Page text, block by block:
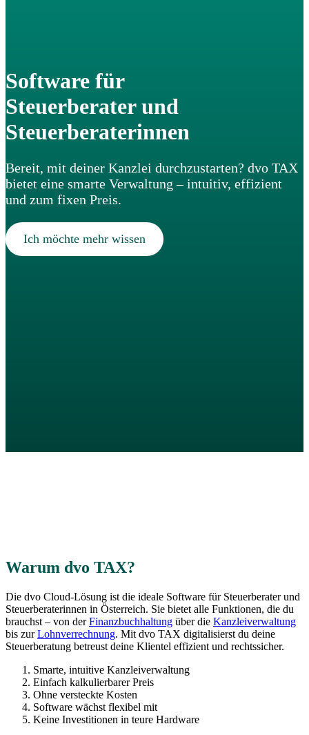
Software für
Steuerberater und
Steuerberaterinnen
Bereit, mit deiner Kanzlei durchzustarten? dvo TAX
bietet eine smarte Verwaltung – intuitiv, effizient
und zum fixen Preis.
Ich möchte mehr wissen
Warum dvo TAX?
Die dvo Cloud-Lösung ist die ideale Software für Steuerberater und
Steuerberaterinnen in Österreich. Sie bietet alle Funktionen, die du
brauchst – von derFinanzbuchhaltung über die Kanzleiverwaltung
bis zurLohnverrechnung. Mit dvo TAX digitalisierst du deine
Steuerberatung betreust deine Klientel effizient und rechtssicher.
Smarte, intuitive Kanzleiverwaltung
Einfach kalkulierbarer Preis
Ohne versteckte Kosten
Software wächst flexibel mit
Keine Investitionen in teure Hardware